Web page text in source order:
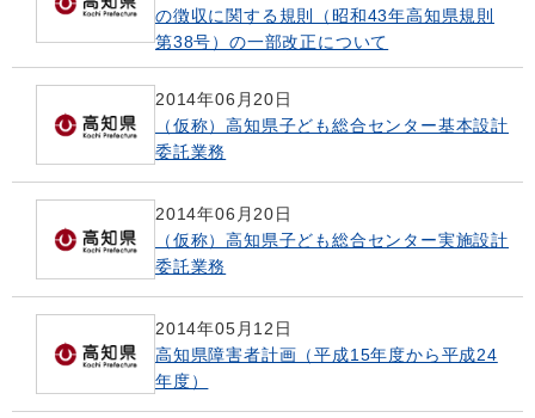
の徴収に関する規則（昭和43年高知県規則
第38号）の一部改正について
2014年06月20日
（仮称）高知県子ども総合センター基本設計
委託業務
2014年06月20日
（仮称）高知県子ども総合センター実施設計
委託業務
2014年05月12日
高知県障害者計画（平成15年度から平成24
年度）